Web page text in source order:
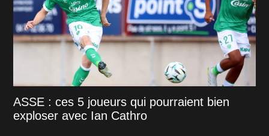
ASSE : ces 5 joueurs qui pourraient bien
exploser avec Ian Cathro